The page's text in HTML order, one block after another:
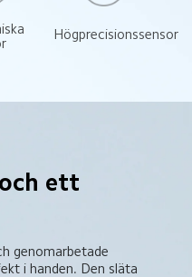
Högprecisionssensor
ett
genomarbetade
i handen. Den släta